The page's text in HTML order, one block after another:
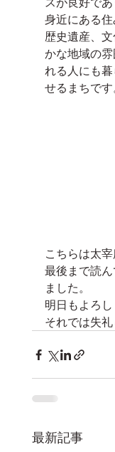
身近にある住
歴史遺産、
かな地域の
れる人にも
せるまちです
こちらは太宰
最後まで読
ました。
明日もよろし
それでは失礼
最新記事